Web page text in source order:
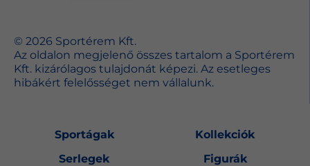
© 2026 Sportérem Kft.
Az oldalon megjelenő összes tartalom a Sportérem
Kft. kizárólagos tulajdonát képezi. Az esetleges
hibákért felelősséget nem vállalunk.
Sportágak
Kollekciók
Serlegek
Figurák